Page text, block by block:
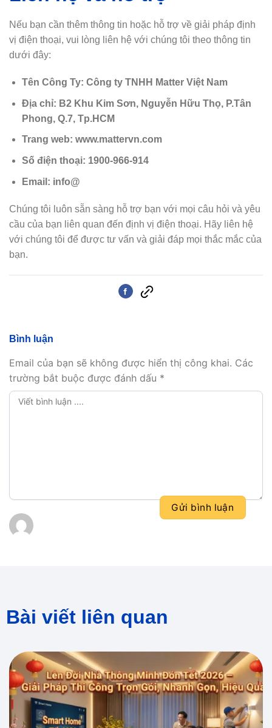
Nếu bạn cần thêm thông tin hoặc hỗ trợ về giải pháp định
vị điện thoại, vui lòng liên hệ với chúng tôi theo thông tin
dưới đây:
Tên Công Ty: Công ty TNHH Matter Việt Nam
Địa chỉ: B2 Khu Kim Sơn, Nguyễn Hữu Thọ, P.Tân
Phong, Q.7, Tp.HCM
Trang web: www.mattervn.com
Số điện thoại: 1900-966-914
Email: info@
Chúng tôi luôn sẵn sàng hỗ trợ bạn với mọi câu hỏi và yêu
cầu của bạn liên quan đến định vị điện thoại. Hãy liên hệ
với chúng tôi để được tư vấn và giải đáp mọi thắc mắc của
bạn.
Bình luận
Email của bạn sẽ không được hiển thị công khai. Các
trường bắt buộc được đánh dấu *
Bài viết liên quan